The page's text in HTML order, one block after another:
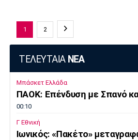
1 2
ΤΕΛΕΥΤΑΙΑ ΝΕΑ
Μπάσκετ Ελλάδα
ΠΑΟΚ: Επένδυση με Σπανό
00:10
Γ Εθνική
Ιωνικός: «Πακέτο»